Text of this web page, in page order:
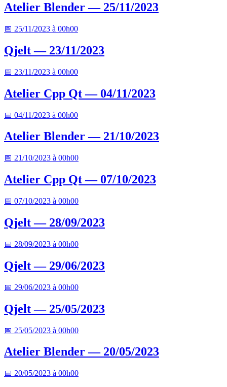
Atelier Blender — 25/11/2023
📅 25/11/2023 à 00h00
Qjelt — 23/11/2023
📅 23/11/2023 à 00h00
Atelier Cpp Qt — 04/11/2023
📅 04/11/2023 à 00h00
Atelier Blender — 21/10/2023
📅 21/10/2023 à 00h00
Atelier Cpp Qt — 07/10/2023
📅 07/10/2023 à 00h00
Qjelt — 28/09/2023
📅 28/09/2023 à 00h00
Qjelt — 29/06/2023
📅 29/06/2023 à 00h00
Qjelt — 25/05/2023
📅 25/05/2023 à 00h00
Atelier Blender — 20/05/2023
📅 20/05/2023 à 00h00